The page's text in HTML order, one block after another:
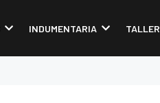
INDUMENTARIA TALLER